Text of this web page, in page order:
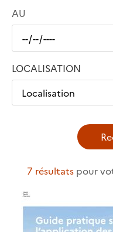
AU
LOCALISATION
Localisation
7 résultatspour